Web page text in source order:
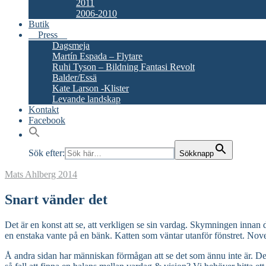
2011
2006-2010
Butik
Press
Dagsmeja
Martín Espada – Flytare
Ruhi Tyson – Bildning Fantasi Revolt
Balder/Essä
Kate Larson -Klister
Levande landskap
Kontakt
Facebook
Sök efter: Sökknapp
Mats Ahlberg 2014
Snart vänder det
Det är en konst att se, att verkligen se sin vardag. Skymningen
en enstaka vante på en bänk. Katten som väntar utanför fönstret.
Å andra sidan har människan förmågan att se det som ännu inte är.